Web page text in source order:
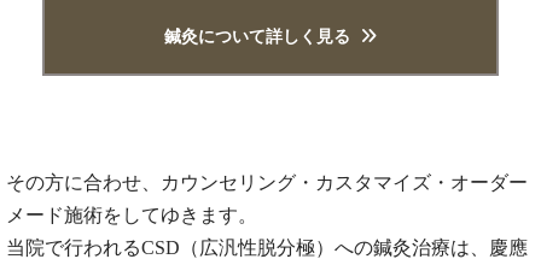
鍼灸について詳しく見る
その方に合わせ、カウンセリング・カスタマイズ・オーダー
メード施術をしてゆきます。
当院で行われるCSD（広汎性脱分極）への鍼灸治療は、慶應